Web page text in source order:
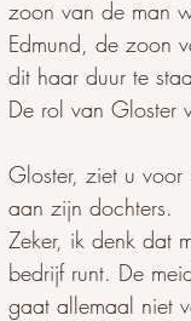
zoon van de man
Edmund, de zoon
dit haar duur te
De rol van Gloster
Gloster, ziet u
aan zijn dochters.
Zeker, ik denk dat
bedrijf runt. De
gaat allemaal niet